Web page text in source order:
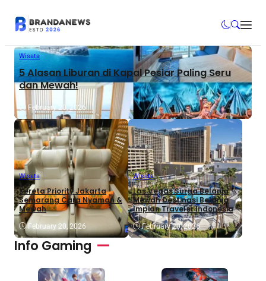
Wisata
5 Alasan Liburan di Kapal Pesiar Paling Seru
dan Mewah!
February 20, 2026
Wisata
Kereta Priority Jakarta
Semarang Cara Nyaman &
Mewah
February 20, 2026
Wisata
Las Vegas Surga Belanja
Mewah Destinasi Belanja
Impian Traveler Indonesia
February 20, 2026
Info Gaming